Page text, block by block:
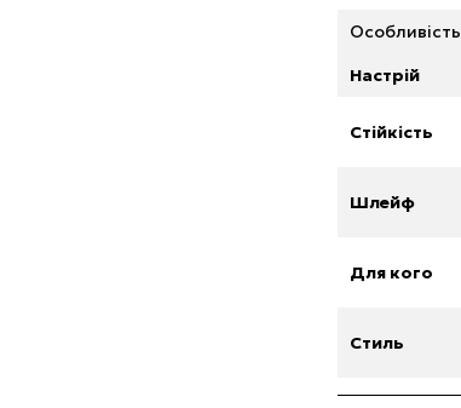
Особливість
Настрій
Стійкість
Шлейф
Для кого
Стиль